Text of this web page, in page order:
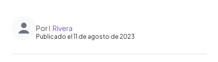
PorI. Rivera
Publicado el 11 de agosto de 2023